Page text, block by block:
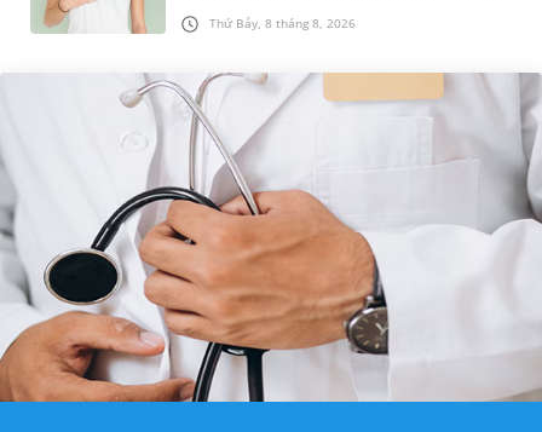
Thứ Bảy, 8 tháng 8, 2026
được chẩn đoán mắc bệnh, nhiều người
thường băn khoăn u nang tuyến v...